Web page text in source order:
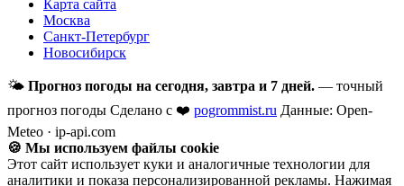
Карта сайта
Москва
Санкт-Петербург
Новосибирск
🌤 Прогноз погоды на сегодня, завтра и 7 дней. — точный
прогноз погоды Сделано с ❤️ pogrommist.ru Данные: Open-
Meteo · ip-api.com
🍪 Мы используем файлы cookie
Этот сайт использует куки и аналогичные технологии для
аналитики и показа персонализированной рекламы. Нажимая